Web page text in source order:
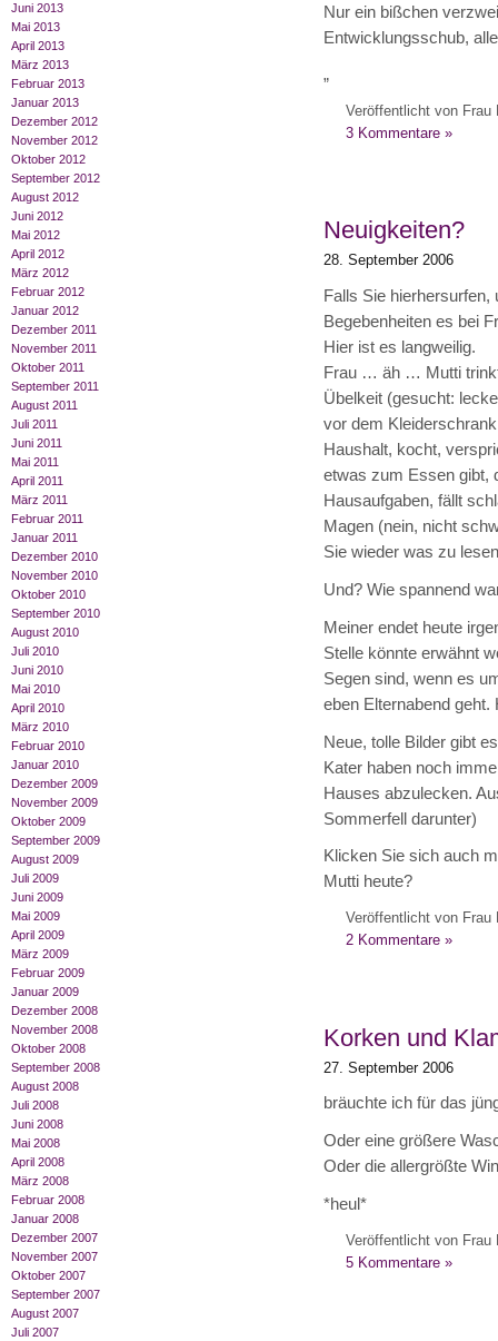
Juni 2013
Mai 2013
April 2013
März 2013
Februar 2013
Januar 2013
Dezember 2012
November 2012
Oktober 2012
September 2012
August 2012
Juni 2012
Mai 2012
April 2012
März 2012
Februar 2012
Januar 2012
Dezember 2011
November 2011
Oktober 2011
September 2011
August 2011
Juli 2011
Juni 2011
Mai 2011
April 2011
März 2011
Februar 2011
Januar 2011
Dezember 2010
November 2010
Oktober 2010
September 2010
August 2010
Juli 2010
Juni 2010
Mai 2010
April 2010
März 2010
Februar 2010
Januar 2010
Dezember 2009
November 2009
Oktober 2009
September 2009
August 2009
Juli 2009
Juni 2009
Mai 2009
April 2009
März 2009
Februar 2009
Januar 2009
Dezember 2008
November 2008
Oktober 2008
September 2008
August 2008
Juli 2008
Juni 2008
Mai 2008
April 2008
März 2008
Februar 2008
Januar 2008
Dezember 2007
November 2007
Oktober 2007
September 2007
August 2007
Juli 2007
Nur ein bißchen
Entwicklungsschub,
„
Veröffentlicht von Frau
3 Kommentare »
Neuigkeiten?
28. September 2006
Falls Sie
Begebenheiten es bei
Hier ist es langweilig.
Frau … äh … Mutti trinkt
Übelkeit (gesucht:
vor dem
Haushalt, kocht,
etwas zum Essen gibt,
Hausaufgaben, fällt
Magen (nein, nicht
Sie wieder was zu
Und? Wie spannend
Meiner endet heute
Stelle könnte erwähnt
Segen sind, wenn es
eben Elternabend
Neue, tolle Bilder gibt
Kater haben noch
Hauses abzulecken.
Sommerfell darunter)
Klicken Sie sich auch
Mutti heute?
Veröffentlicht von Frau
2 Kommentare »
Korken und
27. September 2006
bräuchte ich für das
Oder eine größere
Oder die allergrößte
*heul*
Veröffentlicht von Frau
5 Kommentare »